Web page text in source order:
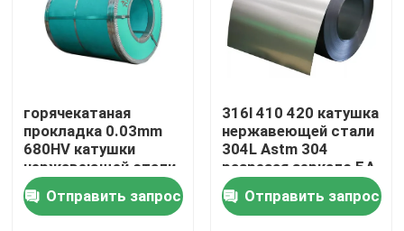
Стальная заготовка для проволоки
Адвокатура нержавеющей стали штанга
Прокладка легированной стали
Трубки легированной стали
горячекатаная
прокладка 0.03mm
680HV катушки
нержавеющей стали
321 316l
Отправить запрос
316l 410 420 катушка
нержавеющей стали
304L Astm 304
разрезая зеркало БА
2B 8K
холоднокатанной
ленты
Отправить запрос